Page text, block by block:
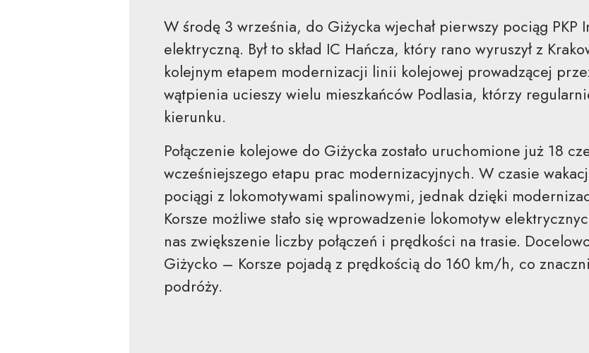
W środę 3 września, do Giżycka wjechał pierwszy pociąg PKP
elektryczną. Był to skład IC Hańcza, który rano wyruszył z
kolejnym etapem modernizacji linii kolejowej prowadzącej
wątpienia ucieszy wielu mieszkańców Podlasia, którzy
kierunku.
Połączenie kolejowe do Giżycka zostało uruchomione już 18
wcześniejszego etapu prac modernizacyjnych. W czasie
pociągi z lokomotywami spalinowymi, jednak dzięki
Korsze możliwe stało się wprowadzenie lokomotyw
nas zwiększenie liczby połączeń i prędkości na trasie.
Giżycko – Korsze pojadą z prędkością do 160 km/h, co
podróży.